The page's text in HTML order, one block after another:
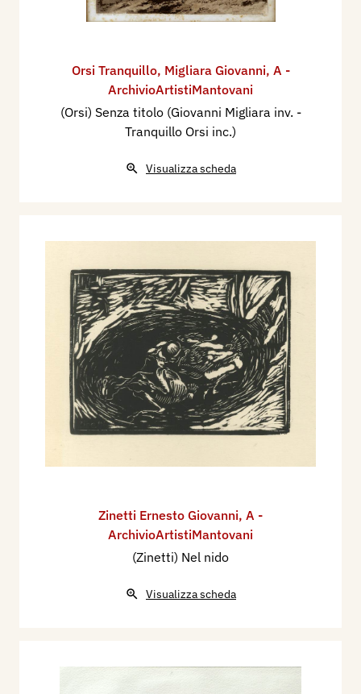
Orsi Tranquillo, Migliara Giovanni, A -
ArchivioArtistiMantovani
(Orsi) Senza titolo (Giovanni Migliara inv. -
Tranquillo Orsi inc.)
Visualizza scheda
Zinetti Ernesto Giovanni, A -
ArchivioArtistiMantovani
(Zinetti) Nel nido
Visualizza scheda